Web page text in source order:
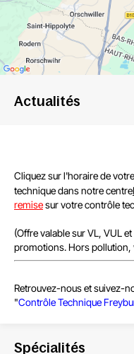
Actualités
Cliquez sur l'horaire de
technique dans notre centre
remisesur votre contrôle
(Offre valable sur VL, VUL
promotions. Hors
Retrouvez-nous et suivez-
"Contrôle Technique
Spécialités